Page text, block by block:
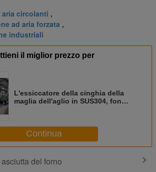
circolanti ,
ad aria forzata ,
industriali
il miglior prezzo per
L'essiccatore della cinghia della
maglia dell'aglio in SUS304, fonte
surriscaldamento
Continua
del forno